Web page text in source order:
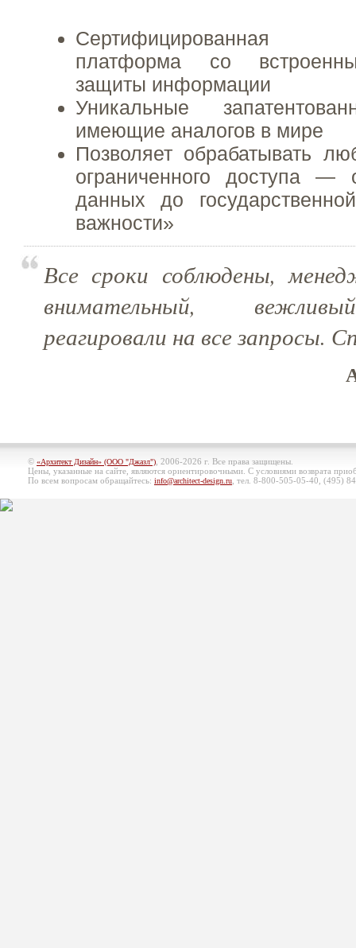
Сертифицированная
платформа со
защиты информации
Уникальные
имеющие аналогов в мире
Позволяет обрабатывать
ограниченного доступа —
данных до
важности»
Все сроки соблюдены,
внимательный,
реагировали на все запросы.
© «Архитект Дизайн» (ООО "Джазл") , 2006-2026 г. Все права защищены.
Цены, указанные на сайте, являются ориентировочными. С условиями возврата
По всем вопросам обращайтесь: info@architect-design.ru , тел. 8-800-505-05-40, (495)